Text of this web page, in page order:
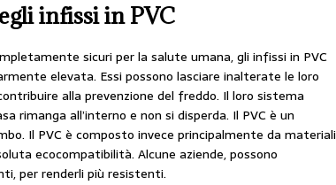
infissi in PVC
sicuri per la salute umana, gli infissi in PVC
elevata. Essi possono lasciare inalterate le loro
alla prevenzione del freddo. Il loro sistema
rimanga all’interno e non si disperda. Il PVC è un
Il PVC è composto invece principalmente da materiali
ecocompatibilità. Alcune aziende, possono
per renderli più resistenti.